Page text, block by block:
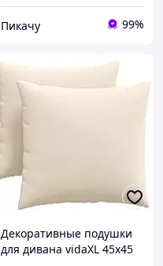
Пикачу 99%
Декоративные подушки
для дивана vidaXL 45х45